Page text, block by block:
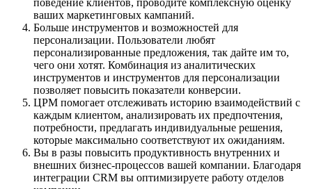
ваших маркетинговых кампаний.
Больше инструментов и возможностей для
персонализации. Пользователи любят
персонализированные предложения, так дайте им то,
чего они хотят. Комбинация из аналитических
инструментов и инструментов для персонализации
позволяет повысить показатели конверсии.
ЦРМ помогает отслеживать историю взаимодействий с
каждым клиентом, анализировать их предпочтения,
потребности, предлагать индивидуальные решения,
которые максимально соответствуют их ожиданиям.
Вы в разы повысить продуктивность внутренних и
внешних бизнес-процессов вашей компании. Благодаря
интеграции CRM вы оптимизируете работу отделов